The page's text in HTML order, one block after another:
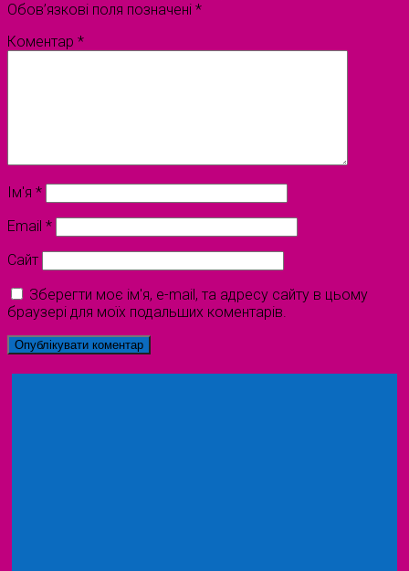
Обов’язкові поля позначені *
Коментар *
Ім'я *
Email *
Сайт
Зберегти моє ім'я, e-mail, та адресу сайту в цьому
браузері для моїх подальших коментарів.